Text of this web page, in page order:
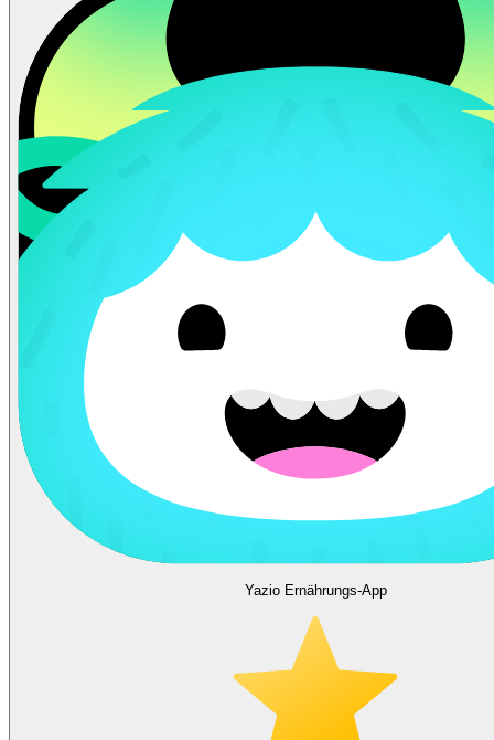
Yazio Ernährungs-App